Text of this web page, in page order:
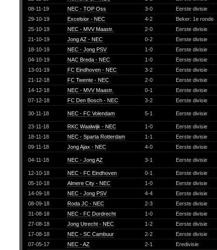
08-11-19
NEC - TOP Oss 3-0
Eerste divisie
29-10-19
Excelsior - NEC 4-2
Beker: 1e ronde
25-10-19
NEC - MVV Maastr. 2-0
Eerste divisie
21-10-19
Jong AZ - NEC 0-2
Eerste divisie
18-10-19
NEC - Jong PSV 1-0
Eerste divisie
04-10-19
NAC Breda - NEC 1-0
Eerste divisie
13-01-19
FC Eindhoven - NEC 3-2
Eerste divisie
21-12-18
FC Twente - NEC 2-0
Eerste divisie
14-12-18
NEC - MVV Maastr. 0-1
Eerste divisie
07-12-18
FC Den Bosch - NEC 3-2 Eerste divisie
30-11-18 NEC - FC Volendam 5-1 Eerste divisie
23-11-18 RKC Waalwijk - NEC 1-0
Eerste divisie
18-11-18
NEC - Sparta Rotterdam 1-1
Eerste divisie
09-11-18
Jong Ajax - NEC 4-0 Eerste divisie
04-11-18 NEC - Jong AZ 3-1 Eerste divisie
12-10-18 NEC - FC Eindhoven 0-1
Eerste divisie
05-10-18
Almere City - NEC 1-0
Eerste divisie
14-09-18
NEC - Jong PSV 4-4
Eerste divisie
08-09-18
Roda JC - NEC 2-3
Eerste divisie
31-08-18
NEC - FC Dordrecht 1-0
Eerste divisie
27-08-18
Jong Utrecht - NEC 1-2
Eerste divisie
17-08-18
NEC - SC Cambuur 2-2
Eerste divisie
07-05-17
NEC - AZ 2-1
Eredivisie